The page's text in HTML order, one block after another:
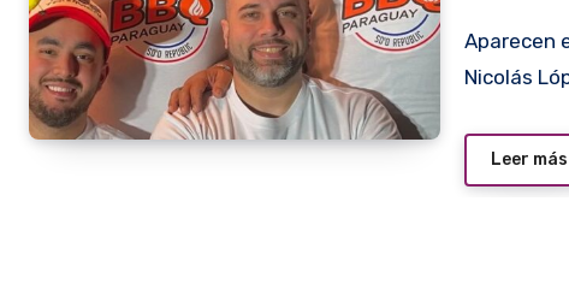
Aparecen en la foto Gustavo Barrios, Leyzman Salim,
Nicolás
Leer más